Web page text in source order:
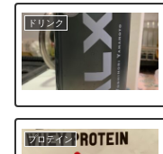
ドリンク
プロテイン